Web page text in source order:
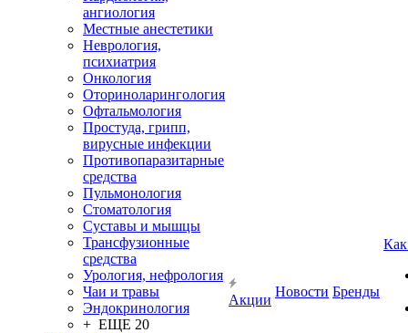
ангиология
Местные анестетики
Неврология,
психиатрия
Онкология
Оториноларингология
Офтальмология
Простуда, грипп,
вирусные инфекции
Противопаразитарные
средства
Пульмонология
Стоматология
Суставы и мышцы
Трансфузионные
средства
Урология, нефрология
Чаи и травы
Эндокринология
+ ЕЩЕ 20
Акции
Новости Бренды